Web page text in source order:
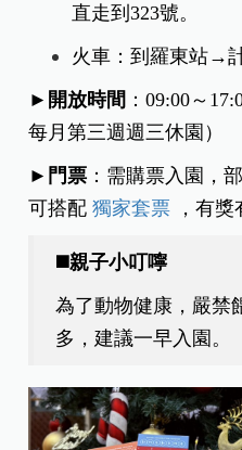
直走到323號。
火車：到羅東站→
►開放時間 ：09:00～
每月第三週週三休園）
►門票 ：需購票入園，
可搭配獨家套票 ，有獎
◼️親子小叮嚀
為了動物健康，嚴禁
多，建議一早入園。